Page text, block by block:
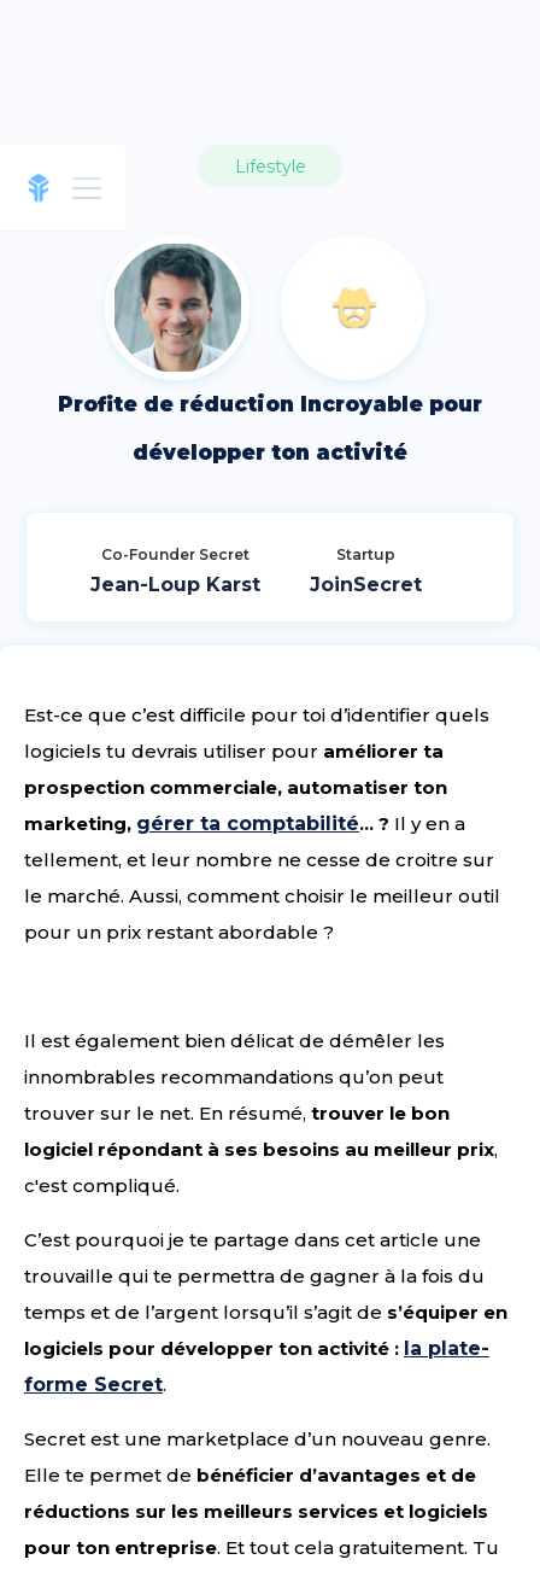
Lifestyle
Profite de réduction Incroyable pour
développer ton activité
Co-Founder Secret
Jean-Loup Karst
Startup
JoinSecret
Est-ce que c’est difficile pour toi d’identifier quels
logiciels tu devrais utiliser pour améliorer ta
prospection commerciale, automatiser ton
marketing, gérer ta comptabilité... ? Il y en a
tellement, et leur nombre ne cesse de croitre sur
le marché. Aussi, comment choisir le meilleur outil
pour un prix restant abordable ?
Il est également bien délicat de démêler les
innombrables recommandations qu’on peut
trouver sur le net. En résumé, trouver le bon
logiciel répondant à ses besoins au meilleur prix,
c'est compliqué.
C’est pourquoi je te partage dans cet article une
trouvaille qui te permettra de gagner à la fois du
temps et de l’argent lorsqu’il s’agit de s’équiper en
logiciels pour développer ton activité : la plate-
forme Secret.
Secret est une marketplace d’un nouveau genre.
Elle te permet de bénéficier d’avantages et de
réductions sur les meilleurs services et logiciels
pour ton entreprise. Et tout cela gratuitement. Tu